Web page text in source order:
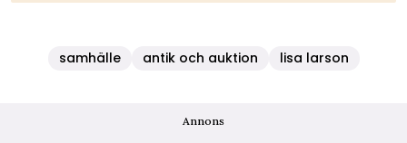
samhälle antik och auktion lisa larson
Annons